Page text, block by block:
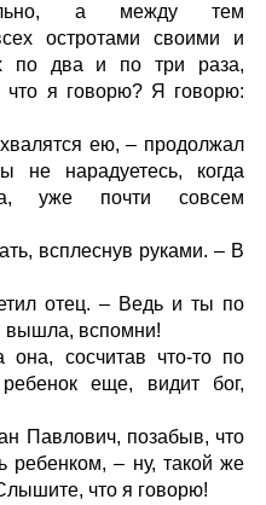
а между тем
остротами своими и
по два и по три раза,
что я говорю? Я говорю:
ею, – продолжал
нарадуетесь, когда
уже почти совсем
всплеснув руками. – В
отец. – Ведь и ты по
вышла, вспомни!
сосчитав что-то по
еще, видит бог,
Павлович, позабыв, что
ребенком, – ну, такой же
что я говорю!